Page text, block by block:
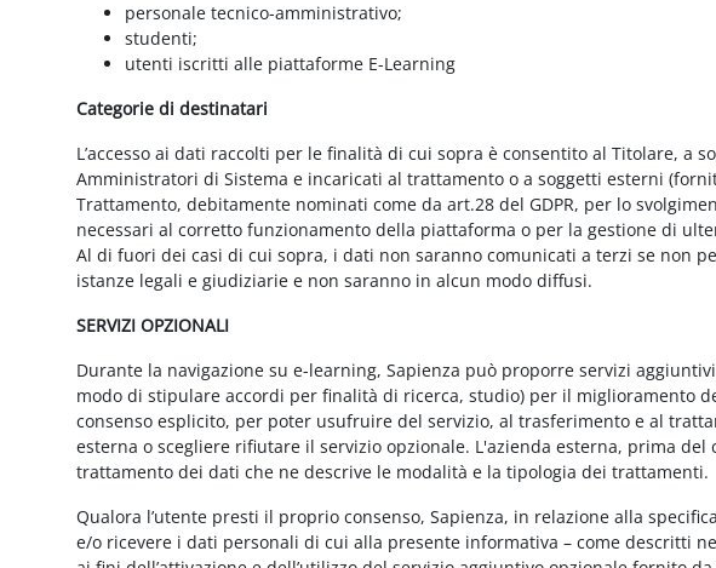
personale tecnico-amministrativo;
studenti;
utenti iscritti alle piattaforme E-Learning
Categorie di destinatari
L’accesso ai dati raccolti per le finalità di cui sopra è consentito al Titolare, a
Amministratori di Sistema e incaricati al trattamento o a soggetti esterni
Trattamento, debitamente nominati come da art.28 del GDPR, per lo
necessari al corretto funzionamento della piattaforma o per la gestione di
Al di fuori dei casi di cui sopra, i dati non saranno comunicati a terzi se non
istanze legali e giudiziarie e non saranno in alcun modo diffusi.
SERVIZI OPZIONALI
Durante la navigazione su e-learning, Sapienza può proporre servizi
modo di stipulare accordi per finalità di ricerca, studio) per il miglioramento
consenso esplicito, per poter usufruire del servizio, al trasferimento e al
esterna o scegliere rifiutare il servizio opzionale. L'azienda esterna, prima
trattamento dei dati che ne descrive le modalità e la tipologia dei trattamenti.
Qualora l’utente presti il proprio consenso, Sapienza, in relazione alla
e/o ricevere i dati personali di cui alla presente informativa – come descritti